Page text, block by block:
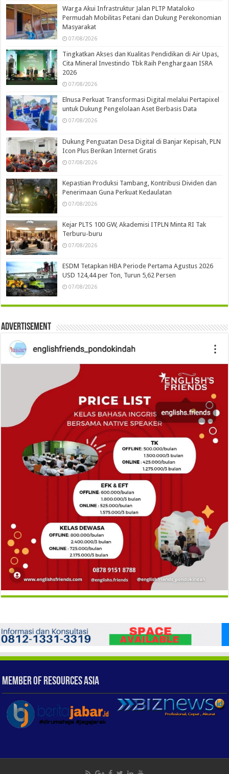
Warga Akui Infrastruktur Jalan PLTP Mataloko
Permudah Mobilitas Petani dan Dukung Perekonomian
Masyarakat
07/08/2026
Tingkatkan Akses dan Kualitas Pendidikan di Air Upas,
Cita Mineral Investindo Tbk Raih Penghargaan ISRA
2026
07/08/2026
Elnusa Perkuat Transformasi Digital melalui Pertapixel
untuk Dukung Pengelolaan Aset Berbasis Data
07/08/2026
Dukung Penguatan Desa Digital di Banjar Kepisah, PLN
Icon Plus Berikan Internet Gratis
07/08/2026
Kepastian Produksi Tambang, Kontribusi Dividen dan
Penerimaan Guna Perkuat Kedaulatan
07/08/2026
Kejar PLTS 100 GW, Akademisi ITPLN Minta RI Tak
Terburu-buru
07/08/2026
ESDM Tetapkan HBA Periode Pertama Agustus 2026
USD 124,44 per Ton, Turun 5,62 Persen
07/08/2026
Advertisement
Member of Resources Asia